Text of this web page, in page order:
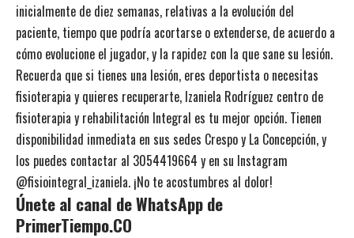
inicialmente de diez semanas, relativas a la evolución del
paciente, tiempo que podría acortarse o extenderse, de acuerdo a
cómo evolucione el jugador, y la rapidez con la que sane su lesión.
Recuerda que si tienes una lesión, eres deportista o necesitas
fisioterapia y quieres recuperarte, Izaniela Rodríguez centro de
fisioterapia y rehabilitación Integral es tu mejor opción. Tienen
disponibilidad inmediata en sus sedes Crespo y La Concepción, y
los puedes contactar al 3054419664 y en su Instagram
@fisiointegral_izaniela. ¡No te acostumbres al dolor!
Únete al canal de WhatsApp de
PrimerTiempo.CO